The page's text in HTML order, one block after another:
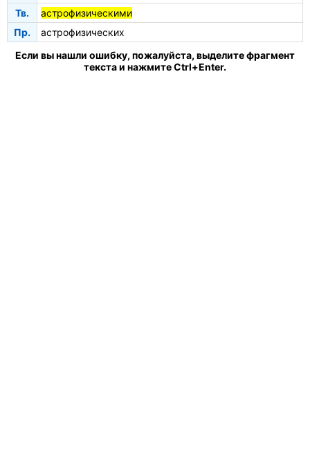
Тв.
астрофизическими
Пр.
астрофизических
Если вы нашли ошибку, пожалуйста, выделите фрагмент
текста и нажмите Ctrl+Enter.